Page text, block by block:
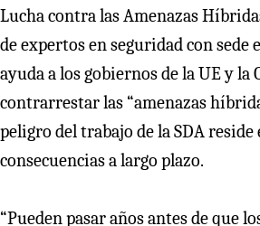
Lucha contra las Amenazas
de expertos en seguridad con sede
ayuda a los gobiernos de la UE y la
contrarrestar las “amenazas
peligro del trabajo de la SDA reside
consecuencias a largo plazo.
“Pueden pasar años antes de que